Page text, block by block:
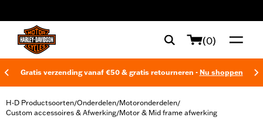
(0)
Gratis verzending vanaf €50 & gratis retourneren - Nu shoppen
H-D Productsoorten/Onderdelen/Motoronderdelen/
Custom accessoires & Afwerking/Motor & Mid frame afwerking